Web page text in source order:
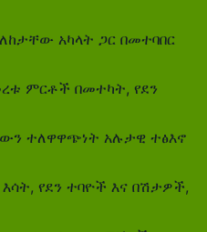
አካላት ጋር በመተባበር
ምርቶች በመተካት, የደን
ተለዋዋጭነት አሉታዊ ተፅእኖ
የደን ​​ተባዮች እና በሽታዎች,